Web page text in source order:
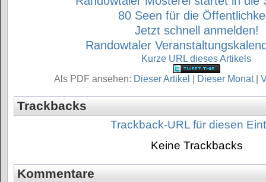
80 Seen für die
Jetzt schnell anmelden!
Randowtaler
Kurze URL dieses Artikels
Als PDF ansehen: Dieser Artikel | Dieser Monat|
Trackbacks
Trackback-URL für diesen
Keine Trackbacks
Kommentare